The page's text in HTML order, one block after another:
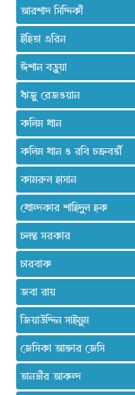
আরশাদ সিদ্দিকী
ইহিতা এরিন
ঈশান বড়ুয়া
ঋজু রেজওয়ান
কলিম খান
কলিম খান ও রবি চক্রবর্ত্তী
কামরুল হাসান
খোন্দকার শাহিদুল হক
চলন্ত সরকার
চারবাক
জবা রায়
জিয়াউদ্দিন সাইমুম
জেসিকা আক্তার জেসি
তানভীর আকন্দ